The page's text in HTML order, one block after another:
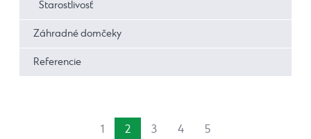
Starostlivosť
Záhradné domčeky
Referencie
1 2 3 4 5